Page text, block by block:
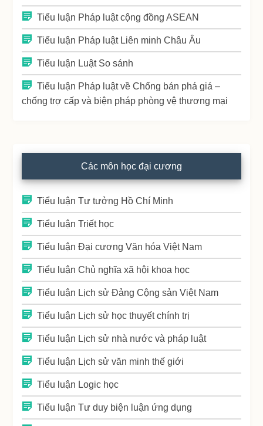
Tiểu luận Pháp luật cộng đồng ASEAN
Tiểu luận Pháp luật Liên minh Châu Âu
Tiểu luận Luật So sánh
Tiểu luận Pháp luật về Chống bán phá giá –
chống trợ cấp và biện pháp phòng vệ thương mại
Các môn học đại cương
Tiểu luận Tư tưởng Hồ Chí Minh
Tiểu luận Triết học
Tiểu luận Đại cương Văn hóa Việt Nam
Tiểu luận Chủ nghĩa xã hội khoa học
Tiểu luận Lịch sử Đảng Cộng sản Việt Nam
Tiểu luận Lịch sử học thuyết chính trị
Tiểu luận Lịch sử nhà nước và pháp luật
Tiểu luận Lịch sử văn minh thế giới
Tiểu luận Logic học
Tiểu luận Tư duy biện luận ứng dụng